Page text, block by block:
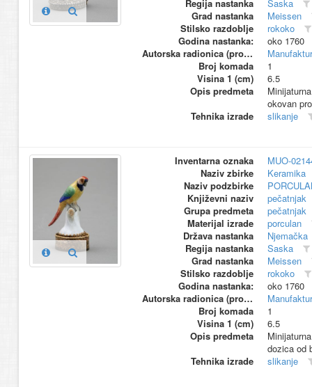
Regija nastanka
Saska
Grad nastanka
Meissen
Stilsko razdoblje
rokoko
Godina nastanka:
oko 1760
Autorska radionica (proizvođač)
Broj komada
1
Visina 1 (cm)
6.5
Opis predmeta
okovan
Tehnika izrade
slikanje
Inventarna oznaka
MUO-
Naziv zbirke
Keramika
Naziv podzbirke
Književni naziv
pečatnjak
Grupa predmeta
pečatnjak
Materijal izrade
porculan
Država nastanka
Njemačka
Regija nastanka
Saska
Grad nastanka
Meissen
Stilsko razdoblje
rokoko
Godina nastanka:
oko 1760
Autorska radionica (proizvođač)
Broj komada
1
Visina 1 (cm)
6.5
Opis predmeta
dozica od
Tehnika izrade
slikanje